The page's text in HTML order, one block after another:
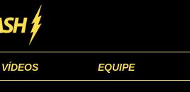
VÍDEOS EQUIPE